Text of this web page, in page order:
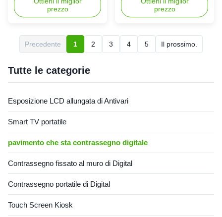
Touch type: infrared touch /
nano touch / capacitive touch
points: 2/4/6/10/20 points
optional (nano touch and
points) Touch times: ...
prezzo
standing LCD advertising
player, which is widely used in
release in shopping malls,
hospitals, schools, banks,
prezzo
Precedente 1 2 3 4 5 Il prossimo.
Tutte le categorie
Esposizione LCD allungata di Antivari
Smart TV portatile
pavimento che sta contrassegno digitale
Contrassegno fissato al muro di Digital
Contrassegno portatile di Digital
Touch Screen Kiosk